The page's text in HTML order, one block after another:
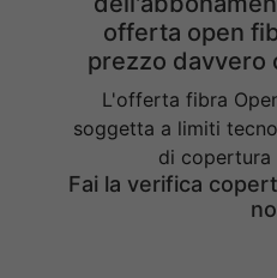
offerta open
prezzo davvero
L'offerta fibra
soggetta a limiti
di copertura
Fai la verifica